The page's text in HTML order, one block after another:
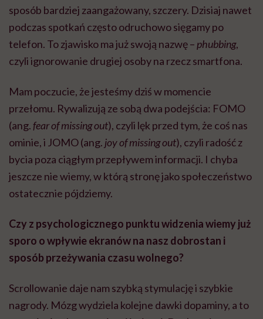
sposób bardziej zaangażowany, szczery. Dzisiaj nawet
podczas spotkań często odruchowo sięgamy po
telefon. To zjawisko ma już swoją nazwę – phubbing,
czyli ignorowanie drugiej osoby na rzecz smartfona.
Mam poczucie, że jesteśmy dziś w momencie
przełomu. Rywalizują ze sobą dwa podejścia: FOMO
(ang.fear of missing out), czyli lęk przed tym, że coś nas
ominie, i JOMO (ang. joy of missing out), czyli radość z
bycia poza ciągłym przepływem informacji. I chyba
jeszcze nie wiemy, w którą stronę jako społeczeństwo
ostatecznie pójdziemy.
Czy z psychologicznego punktu widzenia wiemy już
sporo o wpływie ekranów na nasz dobrostan i
sposób przeżywania czasu wolnego?
Scrollowanie daje nam szybką stymulację i szybkie
nagrody. Mózg wydziela kolejne dawki dopaminy, a to